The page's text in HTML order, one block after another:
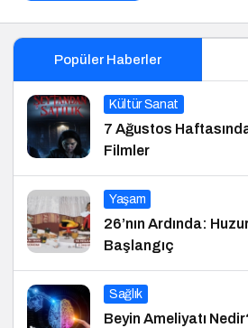
Popüler Haberler
Kültür Sanat
7 Ağustos
Filmler
Yaşam
26’nın Ardında:
Başlangıç
Sağlık
Beyin Ameliyatı